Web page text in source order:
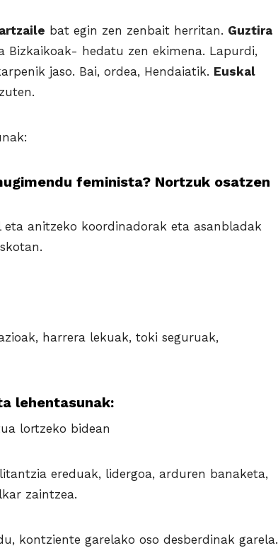
bat egin zen zenbait herritan. Guztira
Bizkaikoak- hedatu zen ekimena. Lapurdi,
jaso. Bai, ordea, Hendaiatik. Euskal
feminista? Nortzuk osatzen
anitzeko koordinadorak eta asanbladak
harrera lekuak, toki seguruak,
lehentasunak:
lortzeko bidean
ereduak, lidergoa, arduren banaketa,
zaintzea.
kontziente garelako oso desberdinak garela.